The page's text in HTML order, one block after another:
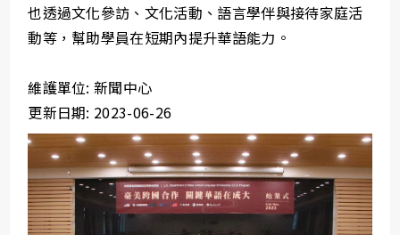
也透過文化參訪、文化活動、語言學伴與接待家庭活
動等，幫助學員在短期內提升華語能力。
維護單位: 新聞中心
更新日期: 2023-06-26